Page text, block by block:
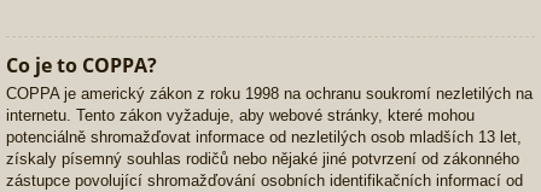
Co je to COPPA?
COPPA je americký zákon z roku 1998 na ochranu soukromí nezletilých na
internetu. Tento zákon vyžaduje, aby webové stránky, které mohou
potenciálně shromažďovat informace od nezletilých osob mladších 13 let,
získaly písemný souhlas rodičů nebo nějaké jiné potvrzení od zákonného
zástupce povolující shromažďování osobních identifikačních informací od